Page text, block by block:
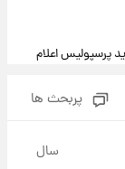
پرسپولیس اعلام
پربحث ها
سال